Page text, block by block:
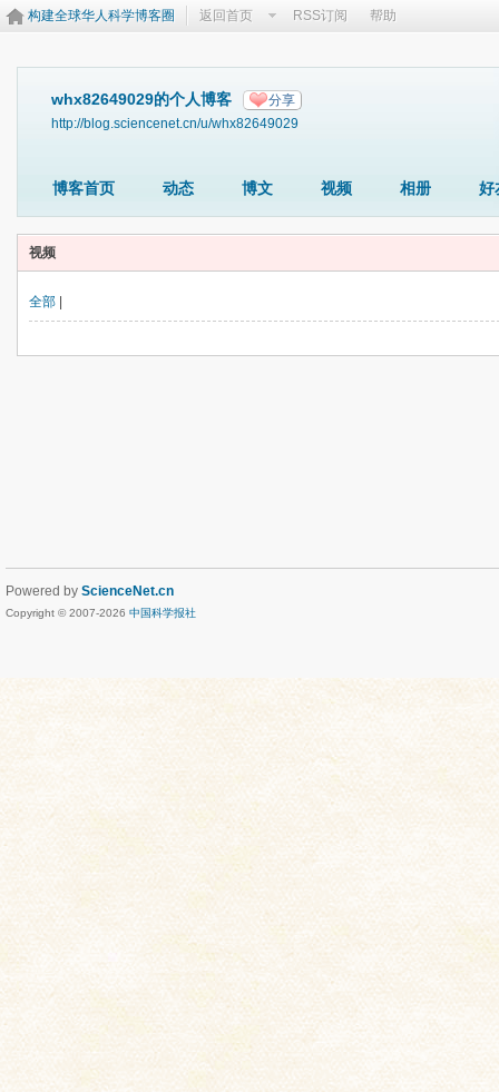
构建全球华人科学博客圈 返回首页 RSS订阅 帮助
whx82649029的个人博客 分享
http://blog.sciencenet.cn/u/whx82649029
博客首页 动态 博文 视频 相册 好
视频
全部
Powered by ScienceNet.cn
Copyright © 2007-2026 中国科学报社